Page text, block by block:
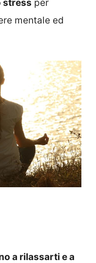
stress per
mentale ed
a rilassarti e a